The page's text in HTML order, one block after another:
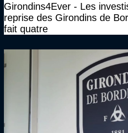
Girondins4Ever - Les
reprise des Girondins de
fait quatre